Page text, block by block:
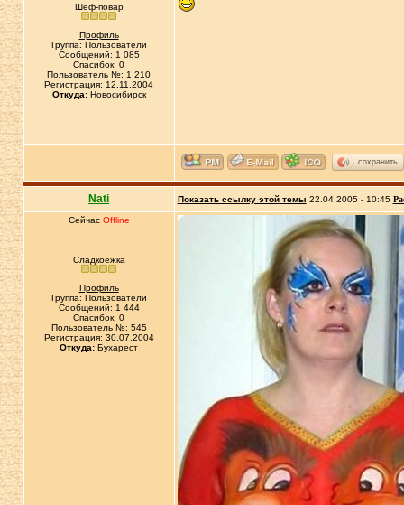
Шеф-повар
Профиль
Группа: Пользователи
Сообщений: 1 085
Спасибок: 0
Пользователь №: 1 210
Регистрация: 12.11.2004
Откуда:Новосибирск
сохранить
Nati Показать ссылку этой темы 22.04.2005 - 10:45
Сейчас Offline
Сладкоежка
Профиль
Группа: Пользователи
Сообщений: 1 444
Спасибок: 0
Пользователь №: 545
Регистрация: 30.07.2004
Откуда: Бухарест